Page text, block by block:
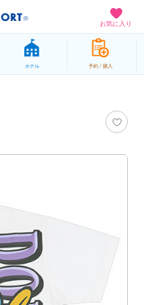
お気に入り
ホテル 予約 / 購入